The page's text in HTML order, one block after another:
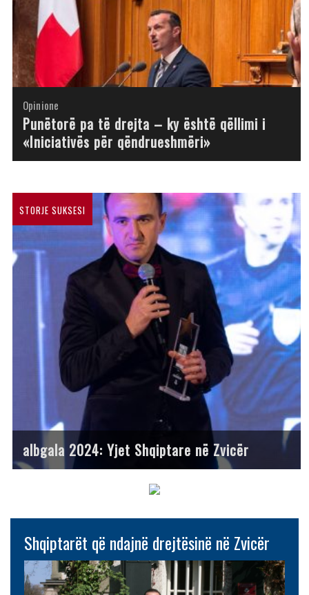
Opinione
Opinione
Punëtorë pa të drejta – ky është qëllimi i
«Iniciativës për qëndrueshmëri»
Opinione
Opinione
Opinione
Opinione
Opinione
Opinione
STORJE SUKSESI
albgala 2024: Yjet Shqiptare në Zvicër
Shqiptarët që ndajnë drejtësinë në Zvicër